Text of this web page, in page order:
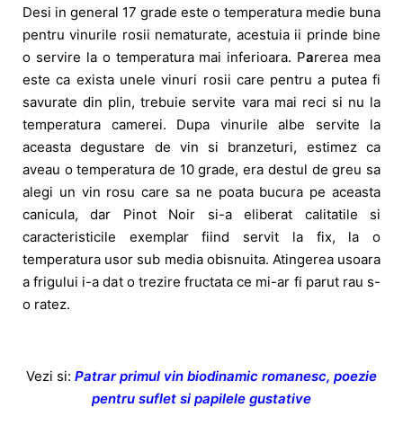
Desi in general 17 grade este o temperatura medie buna
pentru vinurile rosii nematurate, acestuia ii prinde bine
o servire la o temperatura mai inferioara. Parerea mea
este ca exista unele vinuri rosii care pentru a putea fi
savurate din plin, trebuie servite vara mai reci si nu la
temperatura camerei. Dupa vinurile albe servite la
aceasta degustare de vin si branzeturi, estimez ca
aveau o temperatura de 10 grade, era destul de greu sa
alegi un vin rosu care sa ne poata bucura pe aceasta
canicula, dar Pinot Noir si-a eliberat calitatile si
caracteristicile exemplar fiind servit la fix, la o
temperatura usor sub media obisnuita. Atingerea usoara
a frigului i-a dat o trezire fructata ce mi-ar fi parut rau s-
o ratez.
Vezi si: Patrar primul vin biodinamic romanesc, poezie
pentru suflet si papilele gustative